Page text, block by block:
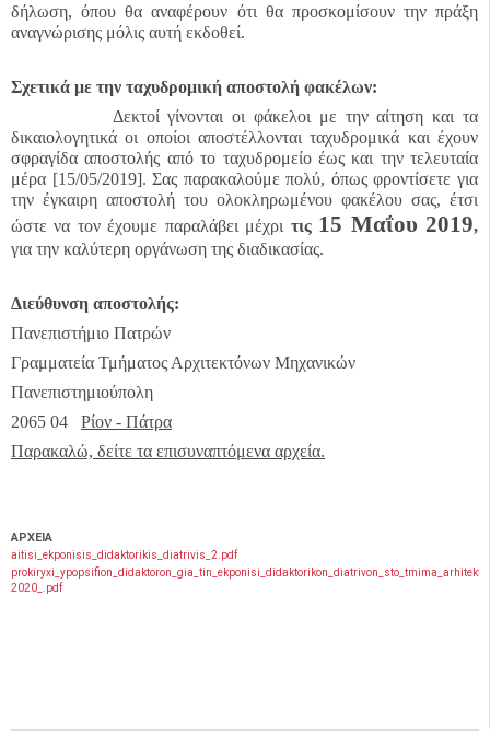
δήλωση, όπου θα αναφέρουν ότι θα προσκομίσουν την πράξη
αναγνώρισης μόλις αυτή εκδοθεί.
Σχετικά με την ταχυδρομική αποστολή φακέλων:
Δεκτοί γίνονται οι φάκελοι με την αίτηση και τα
δικαιολογητικά οι οποίοι αποστέλλονται ταχυδρομικά και έχουν
σφραγίδα αποστολής από το ταχυδρομείο έως και την τελευταία
μέρα [15/05/2019]. Σας παρακαλούμε πολύ, όπως φροντίσετε για
την έγκαιρη αποστολή του ολοκληρωμένου φακέλου σας, έτσι
ώστε να τον έχουμε παραλάβει μέχρι τις 15 Μαΐου 2019,
για την καλύτερη οργάνωση της διαδικασίας.
Διεύθυνση αποστολής:
Πανεπιστήμιο Πατρών
Γραμματεία Τμήματος Αρχιτεκτόνων Μηχανικών
Πανεπιστημιούπολη
2065 04 Ρίον - Πάτρα
Παρακαλώ, δείτε τα επισυναπτόμενα αρχεία.
ΑΡΧΕΙΑ
aitisi_ekponisis_didaktorikis_diatrivis_2.pdf
2020_.pdf